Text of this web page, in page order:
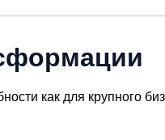
как для крупного